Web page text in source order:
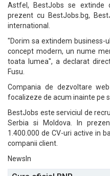
Astfel, BestJobs se
prezent cu BestJobs.bg,
international.
"Dorim sa extindem business-
concept modern, un nume
toata lumea", a declarat
Fusu.
Compania de dezvoltare
focalizeze de acum inainte pe
BestJobs este serviciul de
Serbia si Moldova. In
1.400.000 de CV-uri active in
companii client.
NewsIn